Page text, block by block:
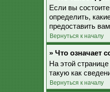
Если вы
определить,
предоставить
Вернуться к началу
» Что означает
На этой
такую как
Вернуться к началу